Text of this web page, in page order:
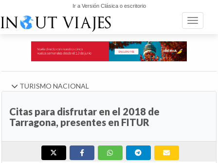
Ir a Versión Clásica o escritorio
Toggle
TURISMO NACIONAL
Citas para disfrutar en el 2018 de
Tarragona, presentes en FITUR